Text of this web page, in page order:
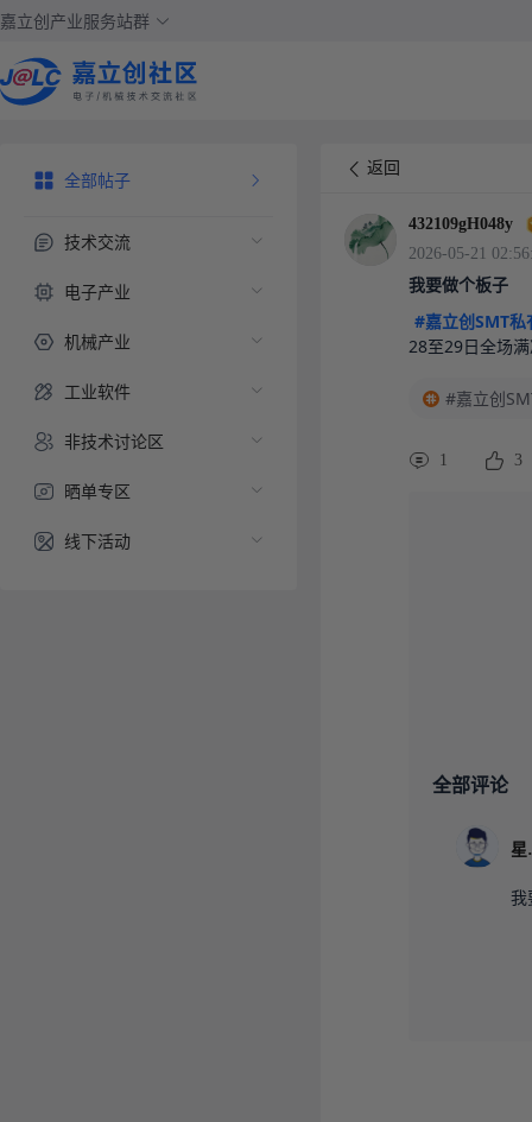
嘉立创产业服务站群
全部帖子
技术交流
电子产业
机械产业
工业软件
非技术讨论区
晒单专区
线下活动
返回
432109gH048y
2026-05-21
我要做个板子
#嘉立创SMT
28至29日全场
#嘉立创
1 3
全部评论
我